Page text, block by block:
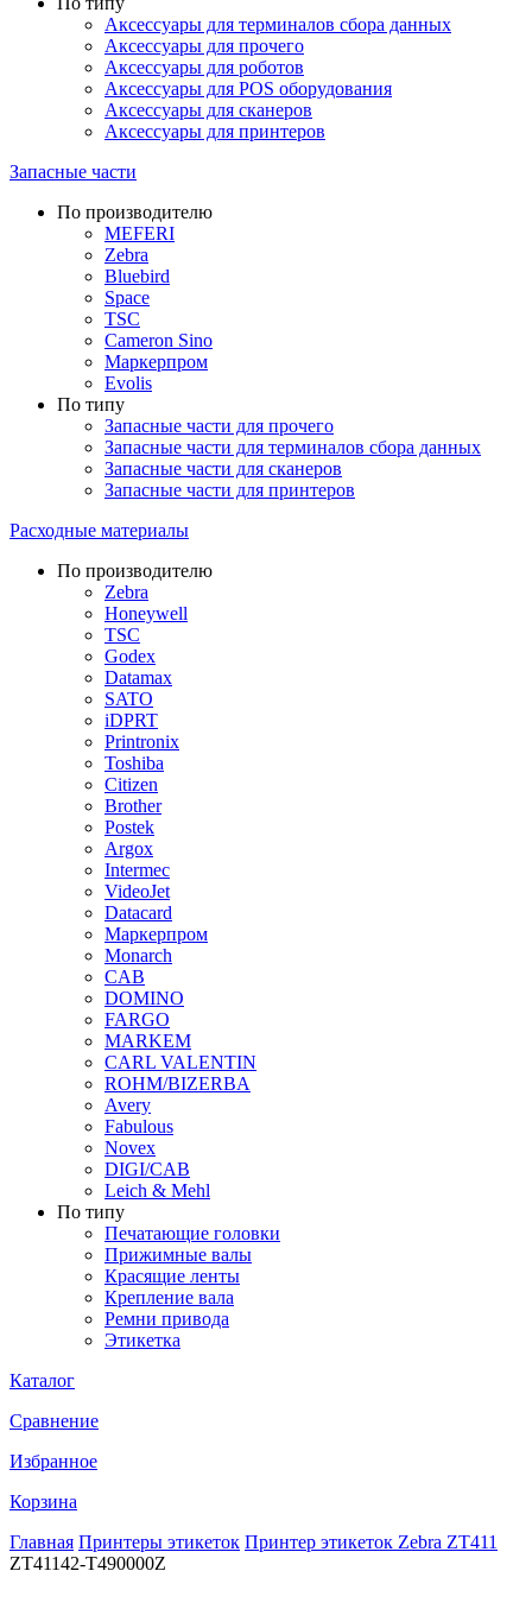
Аксессуары для терминалов сбора данных
Аксессуары для прочего
Аксессуары для роботов
Аксессуары для POS оборудования
Аксессуары для сканеров
Аксессуары для принтеров
Запасные части
По производителю
MEFERI
Zebra
Bluebird
Space
TSC
Cameron Sino
Маркерпром
Evolis
По типу
Запасные части для прочего
Запасные части для терминалов сбора данных
Запасные части для сканеров
Запасные части для принтеров
Расходные материалы
По производителю
Zebra
Honeywell
TSC
Godex
Datamax
SATO
iDPRT
Printronix
Toshiba
Citizen
Brother
Postek
Argox
Intermec
VideoJet
Datacard
Маркерпром
Monarch
CAB
DOMINO
FARGO
MARKEM
CARL VALENTIN
ROHM/BIZERBA
Avery
Fabulous
Novex
DIGI/CAB
Leich & Mehl
По типу
Печатающие головки
Прижимные валы
Красящие ленты
Крепление вала
Ремни привода
Этикетка
Каталог
Сравнение
Избранное
Корзина
Главная Принтеры этикеток Принтер этикеток Zebra ZT411
ZT41142-T490000Z